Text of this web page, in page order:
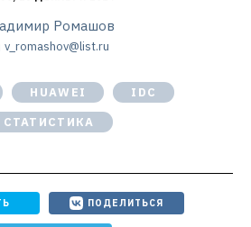
Ромашов
v_romashov@list.ru
HUAWEI
IDC
СТАТИСТИКА
ПОДЕЛИТЬСЯ